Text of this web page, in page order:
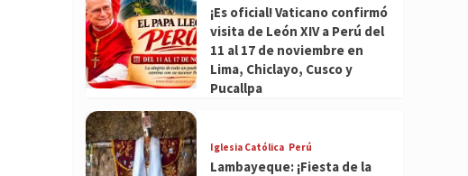
¡Es oficial! Vaticano confirmó
visita de León XIV a Perú del
11 al 17 de noviembre en
Lima, Chiclayo, Cusco y
Pucallpa
Iglesia Católica Perú
Lambayeque: ¡Fiesta de la